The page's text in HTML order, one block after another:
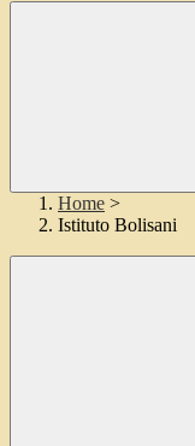
Home >
Istituto Bolisani